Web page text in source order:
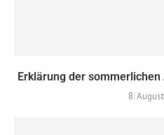
Erklärung der
8.